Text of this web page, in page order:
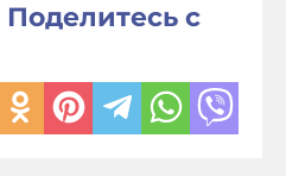
Поделитесь с